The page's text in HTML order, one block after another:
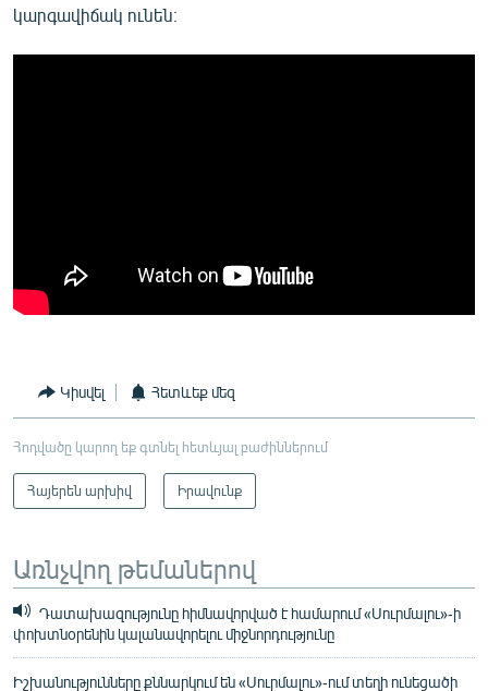
կարգավիճակ ունեն։
Կիսվել Հետևեք մեզ
Հոդվածը կարող եք գտնել հետևյալ բաժիններում
Հայերեն արխիվ Իրավունք
Առնչվող թեմաներով
Դատախազությունը հիմնավորված է համարում «Սուրմալու»-ի
փոխտնօրենին կալանավորելու միջնորդությունը
Իշխանությունները քննարկում են «Սուրմալու»-ում տեղի ունեցածի